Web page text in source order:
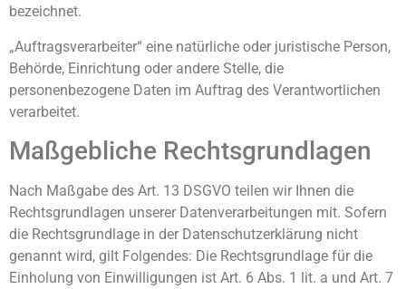
bezeichnet.
„Auftragsverarbeiter“ eine natürliche oder juristische Person,
Behörde, Einrichtung oder andere Stelle, die
personenbezogene Daten im Auftrag des Verantwortlichen
verarbeitet.
Maßgebliche Rechtsgrundlagen
Nach Maßgabe des Art. 13 DSGVO teilen wir Ihnen die
Rechtsgrundlagen unserer Datenverarbeitungen mit. Sofern
die Rechtsgrundlage in der Datenschutzerklärung nicht
genannt wird, gilt Folgendes: Die Rechtsgrundlage für die
Einholung von Einwilligungen ist Art. 6 Abs. 1 lit. a und Art. 7